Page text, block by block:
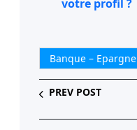
votre profil ?
Banque – Epargne
PREV POST